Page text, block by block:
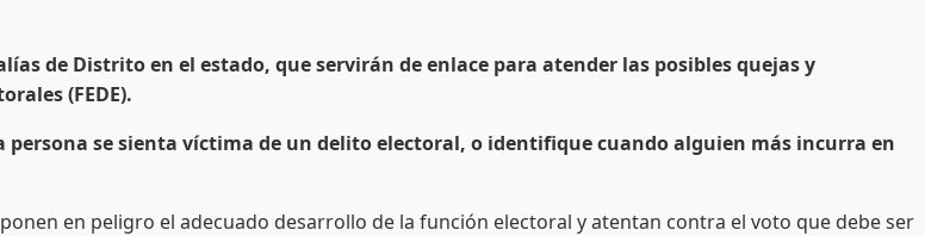
de Distrito en el estado, que servirán de enlace para atender las posibles quejas y
(FEDE).
se sienta víctima de un delito electoral, o identifique cuando alguien más incurra en
en peligro el adecuado desarrollo de la función electoral y atentan contra el voto que debe ser